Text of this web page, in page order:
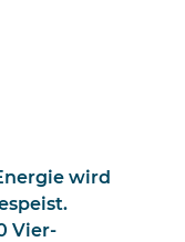
wird
Vier-